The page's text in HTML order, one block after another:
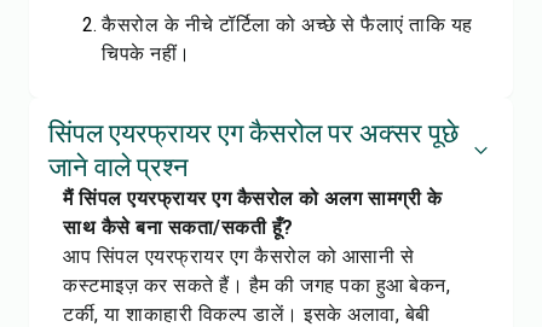
कैसरोल के नीचे टॉर्टिला को अच्छे से फैलाएं ताकि यह
चिपके नहीं।
सिंपल एयरफ्रायर एग कैसरोल पर अक्सर पूछे
जाने वाले प्रश्न
मैं सिंपल एयरफ्रायर एग कैसरोल को अलग सामग्री के
साथ कैसे बना सकता/सकती हूँ?
आप सिंपल एयरफ्रायर एग कैसरोल को आसानी से
कस्टमाइज़ कर सकते हैं। हैम की जगह पका हुआ बेकन,
टर्की, या शाकाहारी विकल्प डालें। इसके अलावा, बेबी